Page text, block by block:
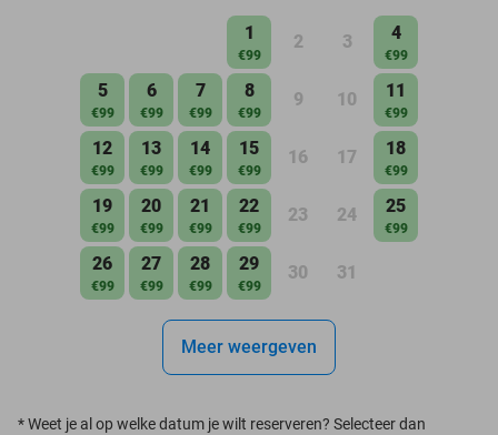
1
€99
2 3 4
€99
5
€99
6
€99
7
€99
8
€99
9 10 11
€99
12
€99
13
€99
14
€99
15
€99
16 17 18
€99
19
€99
20
€99
21
€99
22
€99
23 24 25
€99
26
€99
27
€99
28
€99
29
€99
30 31
Meer weergeven
*Weet je al op welke datum je wilt reserveren? Selecteer dan